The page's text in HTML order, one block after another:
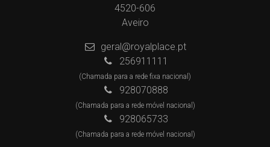
4520-606
Aveiro
geral@royalplace.pt
256911111
(Chamada para a rede fixa nacional)
928070888
(Chamada para a rede móvel nacional)
928065733
(Chamada para a rede móvel nacional)